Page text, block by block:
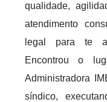
qualidade,
atendimento
legal para te
Encontrou o
Administradora
síndico,